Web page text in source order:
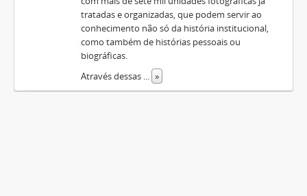
tratadas e organizadas, que podem servir ao
conhecimento não só da história institucional,
como também de histórias pessoais ou
biográficas.
Através dessas
»